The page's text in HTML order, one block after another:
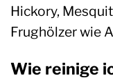
Hickory,
Frughölzer wie
Wie reinige